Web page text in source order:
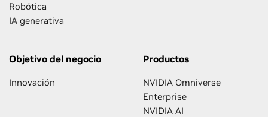
Robótica
IA generativa
Objetivo del negocio
Innovación
Productos
NVIDIA Omniverse
Enterprise
NVIDIA AI